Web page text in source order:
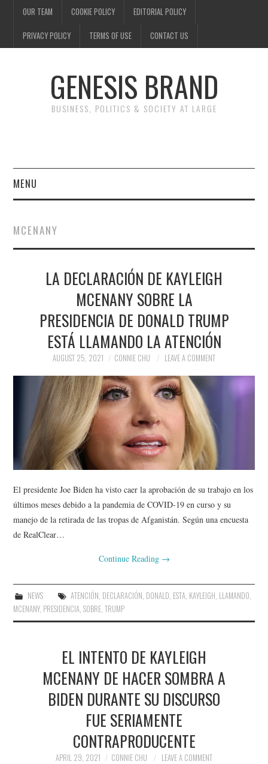
OUR TEAM COOKIE POLICY EDITORIAL POLICY
PRIVACY POLICY TERMS OF USE CONTACT US
GENESIS BRAND
BUSINESS, POLITICS & SOCIETY AT LARGE
MENU
FINANCE
NEWS
SOCIETY
SPORTS
TECHNOLOGY
MCENANY
LA DECLARACIÓN DE KAYLEIGH
MCENANY SOBRE LA
PRESIDENCIA DE DONALD TRUMP
ESTÁ LLAMANDO LA ATENCIÓN
AUGUST 25, 2021 CONNIE CHU LEAVE A COMMENT
El presidente Joe Biden ha visto caer la aprobación de su trabajo en los
últimos meses debido a la pandemia de COVID-19 en curso y su
manejo de la retirada de las tropas de Afganistán. Según una encuesta
de RealClear…
Continue Reading →
NEWS ATENCIÓN, DECLARACIÓN, DONALD, ESTA, KAYLEIGH, LLAMANDO,
MCENANY, PRESIDENCIA,SOBRE,TRUMP
EL INTENTO DE KAYLEIGH
MCENANY DE HACER SOMBRA A
BIDEN DURANTE SU DISCURSO
FUE SERIAMENTE
CONTRAPRODUCENTE
APRIL 29, 2021 CONNIE CHU LEAVE A COMMENT